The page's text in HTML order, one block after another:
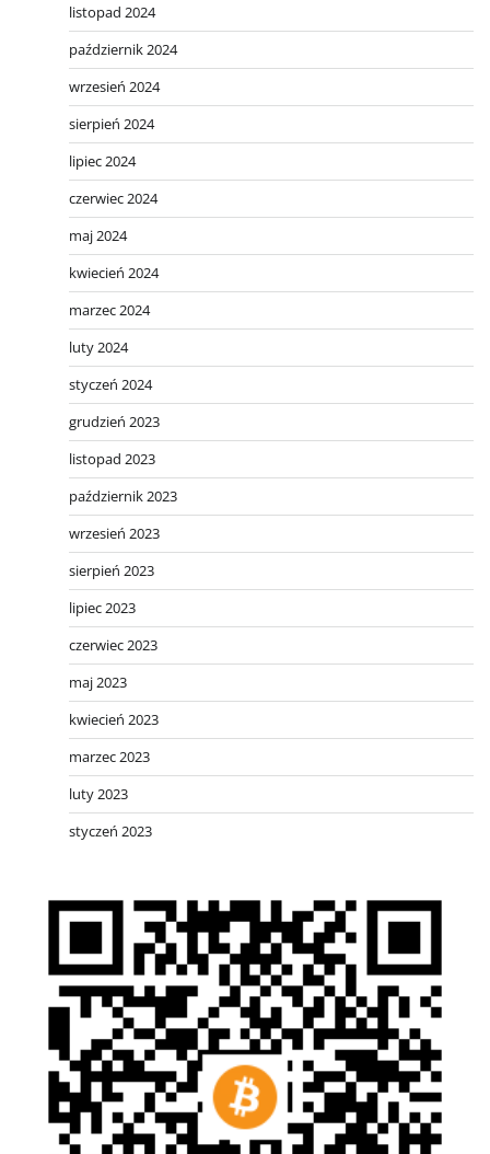
listopad 2024
październik 2024
wrzesień 2024
sierpień 2024
lipiec 2024
czerwiec 2024
maj 2024
kwiecień 2024
marzec 2024
luty 2024
styczeń 2024
grudzień 2023
listopad 2023
październik 2023
wrzesień 2023
sierpień 2023
lipiec 2023
czerwiec 2023
maj 2023
kwiecień 2023
marzec 2023
luty 2023
styczeń 2023